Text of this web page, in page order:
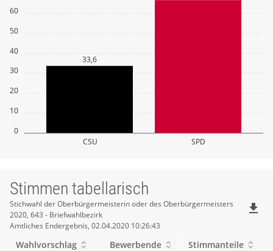
0
10
20
30
40
50
60
CSU SPD
33,6
Stimmen tabellarisch
Stimmen
tabellarisch
Stichwahl der Oberbürgermeisterin oder des Oberbürgermeisters
2020, 643 - Briefwahlbezirk
Amtliches Endergebnis, 02.04.2020 10:26:43
file_download
Wahlvorschlag Bewerbende
Stimmanteile